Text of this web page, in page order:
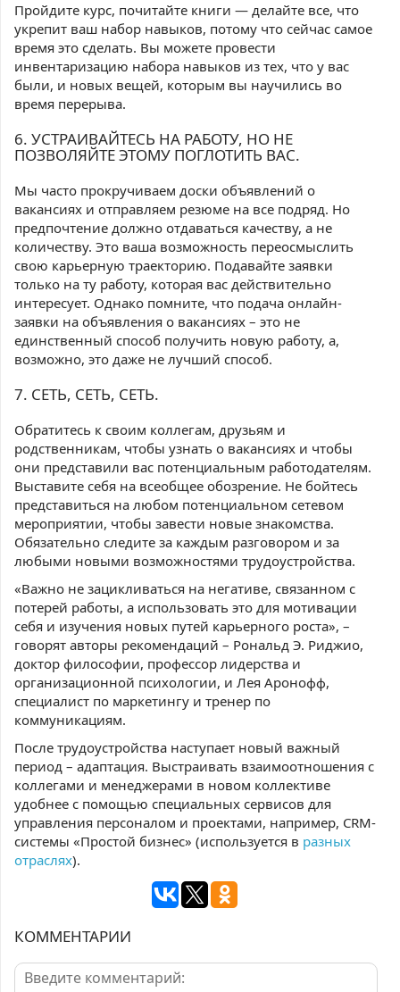
Пройдите курс, почитайте книги — делайте все, что
укрепит ваш набор навыков, потому что сейчас самое
время это сделать. Вы можете провести
инвентаризацию набора навыков из тех, что у вас
были, и новых вещей, которым вы научились во
время перерыва.
6. УСТРАИВАЙТЕСЬ НА РАБОТУ, НО НЕ
ПОЗВОЛЯЙТЕ ЭТОМУ ПОГЛОТИТЬ ВАС.
Мы часто прокручиваем доски объявлений о
вакансиях и отправляем резюме на все подряд. Но
предпочтение должно отдаваться качеству, а не
количеству. Это ваша возможность переосмыслить
свою карьерную траекторию. Подавайте заявки
только на ту работу, которая вас действительно
интересует. Однако помните, что подача онлайн-
заявки на объявления о вакансиях – это не
единственный способ получить новую работу, а,
возможно, это даже не лучший способ.
7. СЕТЬ, СЕТЬ, СЕТЬ.
Обратитесь к своим коллегам, друзьям и
родственникам, чтобы узнать о вакансиях и чтобы
они представили вас потенциальным работодателям.
Выставите себя на всеобщее обозрение. Не бойтесь
представиться на любом потенциальном сетевом
мероприятии, чтобы завести новые знакомства.
Обязательно следите за каждым разговором и за
любыми новыми возможностями трудоустройства.
«Важно не зацикливаться на негативе, связанном с
потерей работы, а использовать это для мотивации
себя и изучения новых путей карьерного роста», –
говорят авторы рекомендаций – Рональд Э. Риджио,
доктор философии, профессор лидерства и
организационной психологии, и Лея Аронофф,
специалист по маркетингу и тренер по
коммуникациям.
После трудоустройства наступает новый важный
период – адаптация. Выстраивать взаимоотношения с
коллегами и менеджерами в новом коллективе
удобнее с помощью специальных сервисов для
управления персоналом и проектами, например, CRM-
системы «Простой бизнес» (используется в разных
отраслях).
КОММЕНТАРИИ